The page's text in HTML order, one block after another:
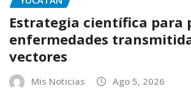
Estrategia científica para
enfermedades
vectores
Mis Noticias Ago 5, 2026